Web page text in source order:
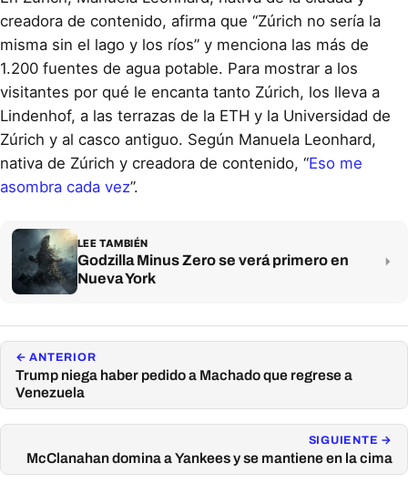
creadora de contenido, afirma que “Zúrich no sería la
misma sin el lago y los ríos” y menciona las más de
1.200 fuentes de agua potable. Para mostrar a los
visitantes por qué le encanta tanto Zúrich, los lleva a
Lindenhof, a las terrazas de la ETH y la Universidad de
Zúrich y al casco antiguo. Según Manuela Leonhard,
nativa de Zúrich y creadora de contenido, “Eso me
asombra cada vez”.
LEE TAMBIÉN
Godzilla Minus Zero se verá primero en
Nueva York
← ANTERIOR
Trump niega haber pedido a Machado que regrese a
Venezuela
SIGUIENTE →
McClanahan domina a Yankees y se mantiene en la cima